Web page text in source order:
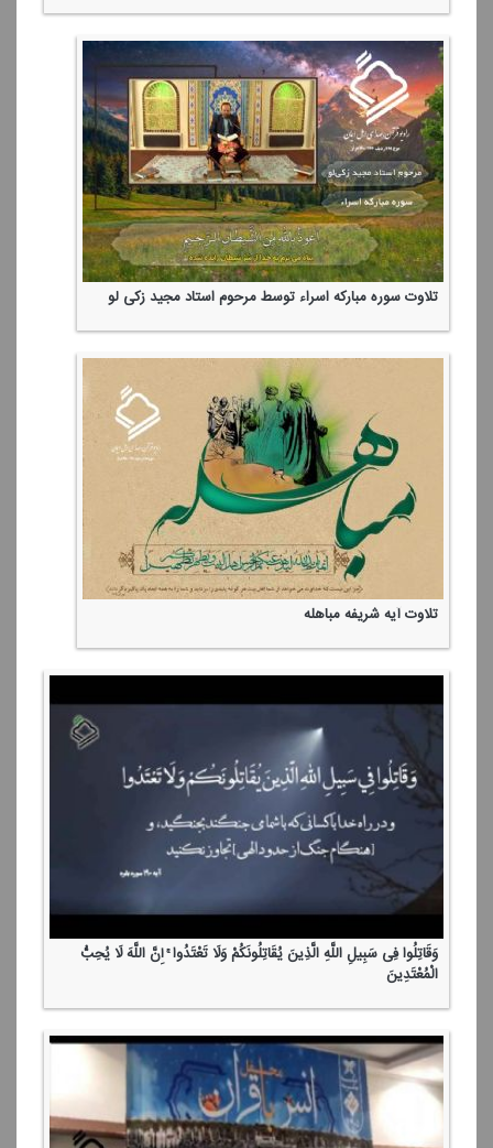
تلاوت سوره مباركه اسراء توسط مرحوم استاد مجید زكی لو
تلاوت آیه شریفه مباهله
وَقَاتِلُوا فِی سَبِیلِ اللَّهِ الَّذِینَ یُقَاتِلُونَكُمْ وَلَا تَعْتَدُوا ۚ إِنَّ اللَّهَ لَا یُحِبُّ
الْمُعْتَدِینَ